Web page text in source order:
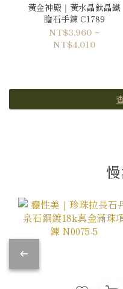
黃金神殿｜黃水晶鈦晶鐵
膽石手鍊 C1789
NT$3,960 ~
NT$4,010